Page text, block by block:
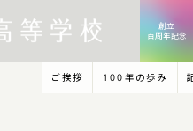
ご挨拶 100年の歩み
創立
百周年記念